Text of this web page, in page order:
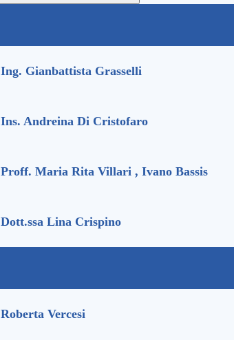
Ing. Gianbattista Grasselli
Ins. Andreina Di Cristofaro
Proff. Maria Rita Villari , Ivano Bassis
Dott.ssa Lina Crispino
Roberta Vercesi